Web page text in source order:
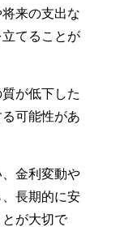
来の支出な
てることが
が低下した
可能性があ
金利変動や
長期的に安
が大切で